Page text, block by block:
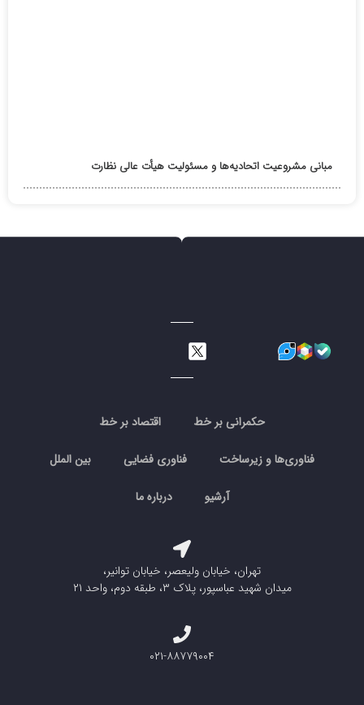
مبانی مشروعیت اتحادیه‌ها و مسئولیت هیأت عالی نظارت
حکمرانی بر خط اقتصاد بر خط
فناوری‌ها و زیرساخت فناوری فضایی بین الملل
آرشیو درباره ما
تهران، خیابان ولیعصر، خیابان توانیر،
میدان شهید عباسپور، پلاک ۳، طبقه دوم، واحد ۲۱
۰۲۱-۸۸۷۷۹۰۰۴